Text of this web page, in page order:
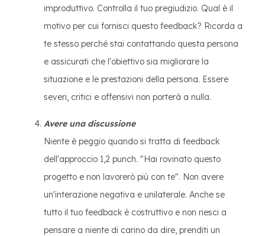
improduttivo. Controlla il tuo pregiudizio. Qual è il
motivo per cui fornisci questo feedback? Ricorda a
te stesso perché stai contattando questa persona
e assicurati che l'obiettivo sia migliorare la
situazione e le prestazioni della persona. Essere
severi, critici e offensivi non porterà a nulla.
Avere una discussione
Niente è peggio quando si tratta di feedback
dell'approccio 1,2 punch. "Hai rovinato questo
progetto e non lavorerò più con te". Non avere
un'interazione negativa e unilaterale. Anche se
tutto il tuo feedback è costruttivo e non riesci a
pensare a niente di carino da dire, prenditi un